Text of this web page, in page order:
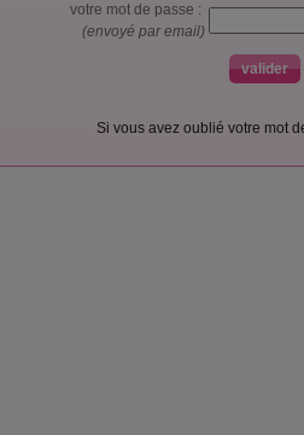
votre mot de passe :
(envoyé par email)
Si vous avez oublié votre mot